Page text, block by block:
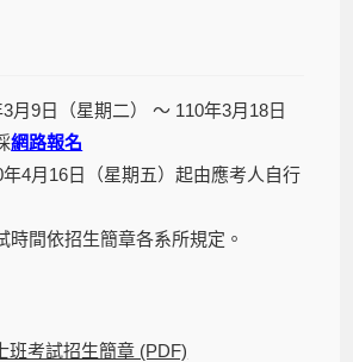
月9日（星期二） ～ 110年3月18日
網路報名
4月16日（星期五）起由應考人自行
時間依招生簡章各系所規定。
班考試招生簡章 (PDF)